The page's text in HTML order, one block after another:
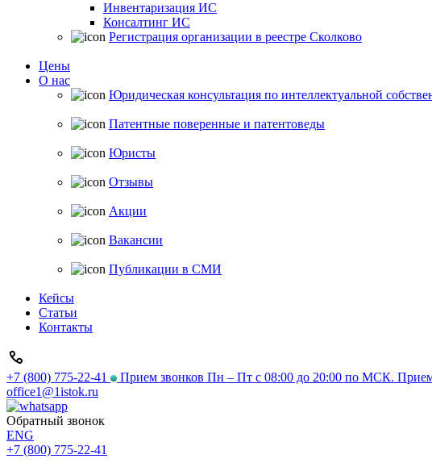
Инвентаризация ИС
Консалтинг ИС
Регистрация организации в реестре Сколково
Цены
О нас
Юридическая консультация по интеллектуальной
Патентные поверенные и патентоведы
Юристы
Отзывы
Акции
Вакансии
Публикации в СМИ
Кейсы
Статьи
Контакты
+7 (800) 775-22-41
Прием звонков Пн – Пт с 08:00 до 20:00 по МСК. Прием
office1@1istok.ru
Обратный звонок
ENG
+7 (800) 775-22-41